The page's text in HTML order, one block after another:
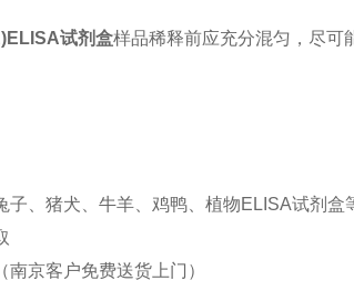
ELISA试剂盒样品稀释前应充分混匀，尽可
子、猪犬、牛羊、鸡鸭、植物ELISA试剂盒
南京客户免费送货上门）